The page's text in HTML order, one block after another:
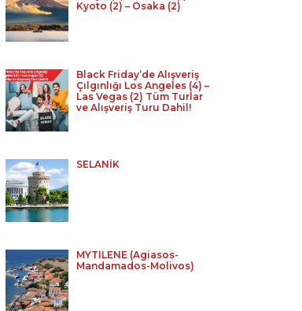
Kyoto (2) – Osaka (2)
Black Friday’de Alışveriş
Çılgınlığı Los Angeles (4) –
Las Vegas (2) Tüm Turlar
ve Alışveriş Turu Dahil!
SELANİK
MYTILENE (Agiasos-
Mandamados-Molivos)